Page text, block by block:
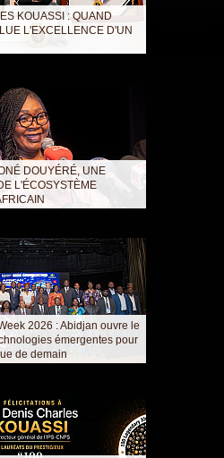
KOUASSI : QUAND
L'EXCELLENCE D'UN
DOUYÉRÉ, UNE
L'ÉCOSYSTÈME
2026 : Abidjan ouvre le
émergentes pour
de demain